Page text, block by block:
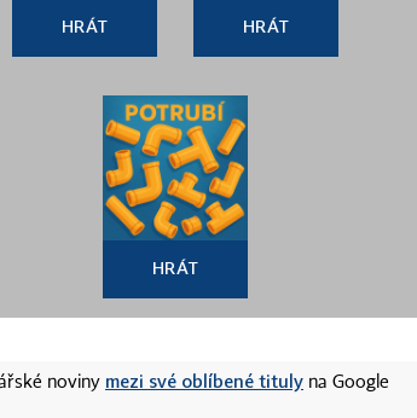
HRÁT HRÁT
HRÁT
noviny mezi své oblíbené tituly na Google